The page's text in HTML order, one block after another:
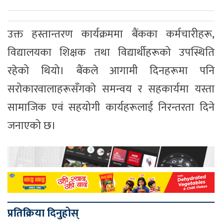
उक्त हस्तान्तरण कार्यक्रममा बैंकका कर्मचारीहरू,
विद्यालयका शिक्षक तथा विद्यार्थीहरूको उपस्थिति
रहेको थियो। बैंकले आगामी दिनहरूमा पनि
सरोकारवालाहरूसँगको समन्वय र सहकार्यमा यस्ता
सामाजिक एवं सहयोगी कार्यहरूलाई निरन्तरता दिने
जनाएको छ।
प्रतिक्रिया दिनुहोस्